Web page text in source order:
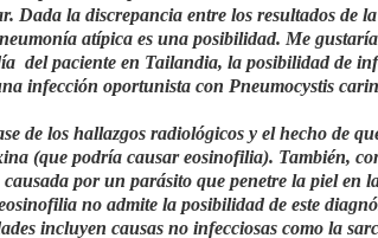
Dada la discrepancia entre los resultados de
atípica es una posibilidad. Me
del paciente en Tailandia, la posibilidad de
infección oportunista con Pneumocystis
de los hallazgos radiológicos y el hecho de
(que podría causar eosinofilia). También,
por un parásito que penetre la piel en
no admite la posibilidad de este
incluyen causas no infecciosas como la